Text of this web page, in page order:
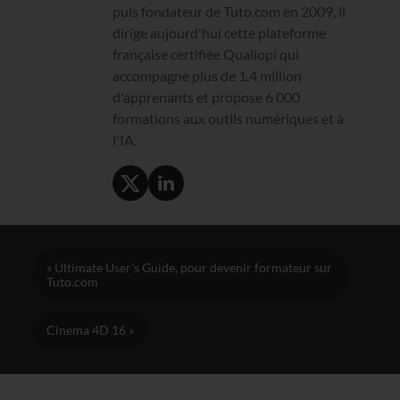
puis fondateur de Tuto.com en 2009, il
dirige aujourd'hui cette plateforme
française certifiée Qualiopi qui
accompagne plus de 1,4 million
d'apprenants et propose 6 000
formations aux outils numériques et à
l'IA.
« Ultimate User’s Guide, pour devenir formateur sur
Tuto.com
Cinema 4D 16 »